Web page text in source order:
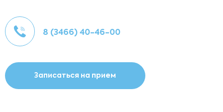
8 (3466) 40-46-00
Записаться на прием